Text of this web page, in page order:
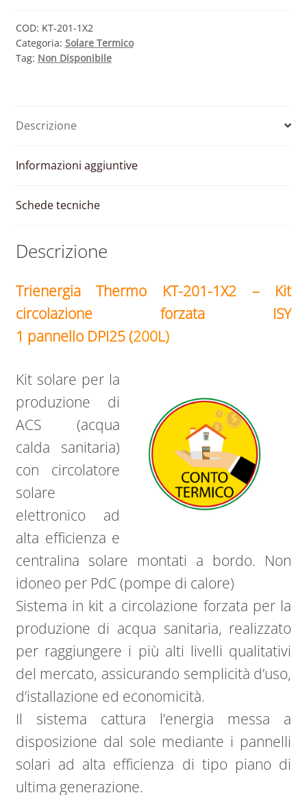
1X2
–
KIT
1
DPI25
quantità
COD: KT-201-1X2
Categoria: Solare Termico
Tag: Non Disponibile
Descrizione
Informazioni aggiuntive
Schede tecniche
Descrizione
Trienergia Thermo KT-201-1X2 – Kit
circolazione forzata ISY
1 pannello DPI25 (200L)
Kit solare per la
produzione di
ACS (acqua
calda sanitaria)
con circolatore
solare
elettronico ad
alta efficienza e
centralina solare montati a bordo. Non
idoneo per PdC (pompe di calore)
Sistema in kit a circolazione forzata per la
produzione di acqua sanitaria, realizzato
per raggiungere i più alti livelli qualitativi
del mercato, assicurando semplicità d’uso,
d’istallazione ed economicità.
Il sistema cattura l’energia messa a
disposizione dal sole mediante i pannelli
solari ad alta efficienza di tipo piano di
ultima generazione.